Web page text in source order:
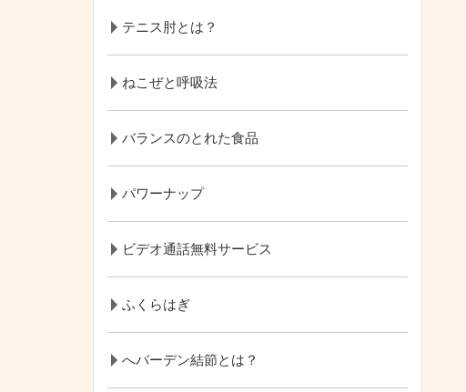
テニス肘とは？
ねこぜと呼吸法
バランスのとれた食品
パワーナップ
ビデオ通話無料サービス
ふくらはぎ
へバーデン結節とは？